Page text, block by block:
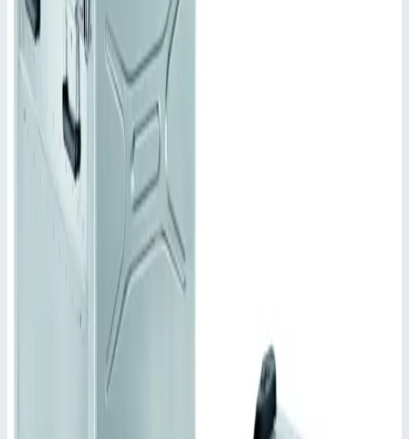
резиновых амортизаторов и 2 гибких перемычек.
Штабелируется благодаря штабельным шишкам и
углублениям.
Изделия одинаковой номинальной глубиной можно
складывать в штабель.
Ручки ZARGES Comfort для эргономичного
обслуживания и нагрузок до 50 кг.
Замок ZARGES Comfort для эргономичного
обслуживания и очень долгий срок службы.
Замки-защелки.
Может поставляться ВЧ-герметичное исполнение в
качестве специального оснащения.
Ключевые преимущества
Для размещения электронных приборов в формате 19"
согласно VG 95446
Разные по глубине и высоте исполнения.
Широкий ассортимент дополнительных
комплектующих.
Степень защиты IP 65 по DIN EN 60529 и IEC 34-
5/529 обеспечивается сварным корпусом и крышкой с
уплотнением по периметру.
Качающаяся рама соединяется с корпусом
посредством 8 резиновых амортизаторов и 2 гибких